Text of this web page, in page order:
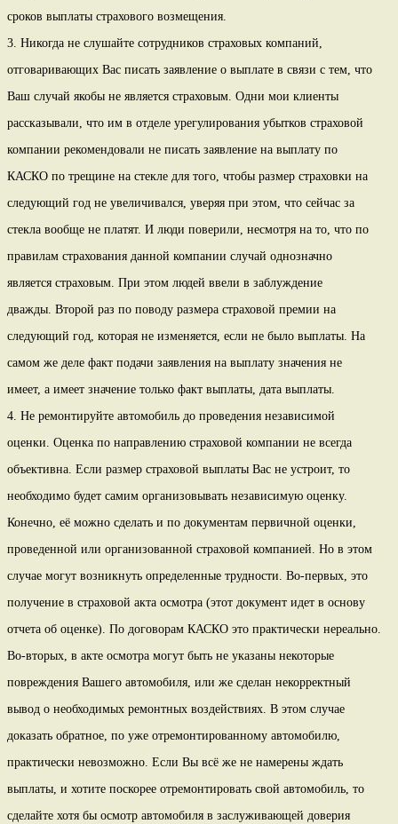
сроков выплаты страхового возмещения.
3. Никогда не слушайте сотрудников страховых компаний,
отговаривающих Вас писать заявление о выплате в связи с тем, что
Ваш случай якобы не является страховым. Одни мои клиенты
рассказывали, что им в отделе урегулирования убытков страховой
компании рекомендовали не писать заявление на выплату по
КАСКО по трещине на стекле для того, чтобы размер страховки на
следующий год не увеличивался, уверяя при этом, что сейчас за
стекла вообще не платят. И люди поверили, несмотря на то, что по
правилам страхования данной компании случай однозначно
является страховым. При этом людей ввели в заблуждение
дважды. Второй раз по поводу размера страховой премии на
следующий год, которая не изменяется, если не было выплаты. На
самом же деле факт подачи заявления на выплату значения не
имеет, а имеет значение только факт выплаты, дата выплаты.
4. Не ремонтируйте автомобиль до проведения независимой
оценки. Оценка по направлению страховой компании не всегда
объективна. Если размер страховой выплаты Вас не устроит, то
необходимо будет самим организовывать независимую оценку.
Конечно, её можно сделать и по документам первичной оценки,
проведенной или организованной страховой компанией. Но в этом
случае могут возникнуть определенные трудности. Во-первых, это
получение в страховой акта осмотра (этот документ идет в основу
отчета об оценке). По договорам КАСКО это практически нереально.
Во-вторых, в акте осмотра могут быть не указаны некоторые
повреждения Вашего автомобиля, или же сделан некорректный
вывод о необходимых ремонтных воздействиях. В этом случае
доказать обратное, по уже отремонтированному автомобилю,
практически невозможно. Если Вы всё же не намерены ждать
выплаты, и хотите поскорее отремонтировать свой автомобиль, то
сделайте хотя бы осмотр автомобиля в заслуживающей доверия